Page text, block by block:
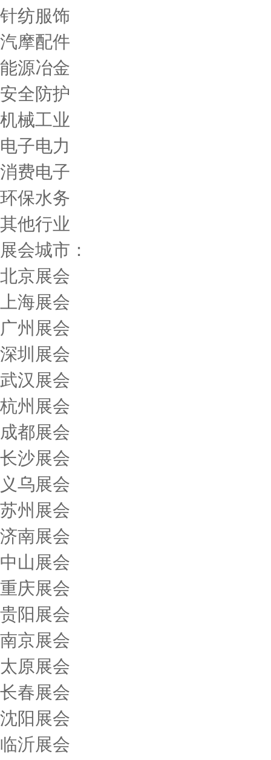
针纺服饰
汽摩配件
能源冶金
安全防护
机械工业
电子电力
消费电子
环保水务
其他行业
展会城市：
北京展会
上海展会
广州展会
深圳展会
武汉展会
杭州展会
成都展会
长沙展会
义乌展会
苏州展会
济南展会
中山展会
重庆展会
贵阳展会
南京展会
太原展会
长春展会
沈阳展会
临沂展会